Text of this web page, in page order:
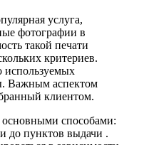
услуга,
фотографии в
такой печати
критериев.
используемых
Важным аспектом
клиентом.
основными способами:
до пунктов выдачи .